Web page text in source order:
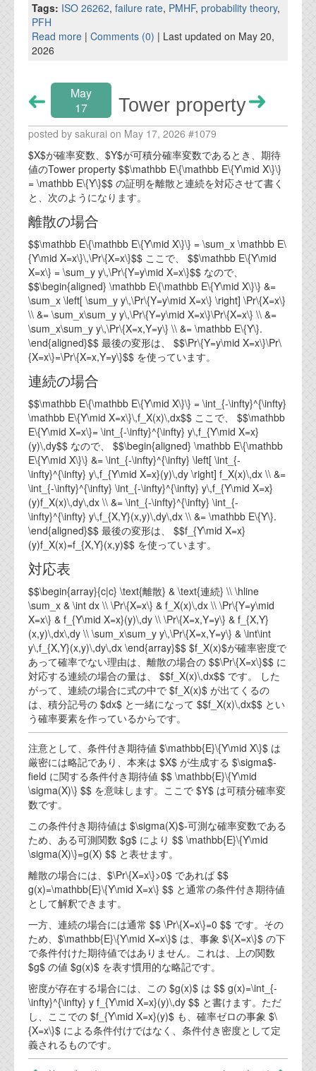
Tags: ISO 26262, failure rate, PMHF, probability theory,
PFH
Read more | Comments (0) | Last updated on May 20,
2026
May
17
Tower property
posted by sakurai on May 17, 2026 #1079
$X$が確率変数、$Y$が可積分確率変数であるとき、期待
値のTower property $$\mathbb E\{\mathbb E\{Y\mid X\}\}
= \mathbb E\{Y\}$$ の証明を離散と連続を対応させて書く
と、次のようになります。
離散の場合
$$\mathbb E\{\mathbb E\{Y\mid X\}\} = \sum_x \mathbb E\
{Y\mid X=x\}\,\Pr\{X=x\}$$ ここで、 $$\mathbb E\{Y\mid
X=x\} = \sum_y y\,\Pr\{Y=y\mid X=x\}$$ なので、
$$\begin{aligned} \mathbb E\{\mathbb E\{Y\mid X\}\} &=
\sum_x \left[ \sum_y y\,\Pr\{Y=y\mid X=x\} \right] \Pr\{X=x\}
\\ &= \sum_x\sum_y y\,\Pr\{Y=y\mid X=x\}\Pr\{X=x\} \\ &=
\sum_x\sum_y y\,\Pr\{X=x,Y=y\} \\ &= \mathbb E\{Y\}.
\end{aligned}$$ 最後の変形は、 $$\Pr\{Y=y\mid X=x\}\Pr\
{X=x\}=\Pr\{X=x,Y=y\}$$ を使っています。
連続の場合
$$\mathbb E\{\mathbb E\{Y\mid X\}\} = \int_{-\infty}^{\infty}
\mathbb E\{Y\mid X=x\}\,f_X(x)\,dx$$ ここで、 $$\mathbb
E\{Y\mid X=x\}= \int_{-\infty}^{\infty} y\,f_{Y\mid X=x}
(y)\,dy$$ なので、 $$\begin{aligned} \mathbb E\{\mathbb
E\{Y\mid X\}\} &= \int_{-\infty}^{\infty} \left[ \int_{-
\infty}^{\infty} y\,f_{Y\mid X=x}(y)\,dy \right] f_X(x)\,dx \\ &=
\int_{-\infty}^{\infty} \int_{-\infty}^{\infty} y\,f_{Y\mid X=x}
(y)f_X(x)\,dy\,dx \\ &= \int_{-\infty}^{\infty} \int_{-
\infty}^{\infty} y\,f_{X,Y}(x,y)\,dy\,dx \\ &= \mathbb E\{Y\}.
\end{aligned}$$ 最後の変形は、 $$f_{Y\mid X=x}
(y)f_X(x)=f_{X,Y}(x,y)$$ を使っています。
対応表
$$\begin{array}{c|c} \text{離散} & \text{連続} \\ \hline
\sum_x & \int dx \\ \Pr\{X=x\} & f_X(x)\,dx \\ \Pr\{Y=y\mid
X=x\} & f_{Y\mid X=x}(y)\,dy \\ \Pr\{X=x,Y=y\} & f_{X,Y}
(x,y)\,dx\,dy \\ \sum_x\sum_y y\,\Pr\{X=x,Y=y\} & \int\int
y\,f_{X,Y}(x,y)\,dy\,dx \end{array}$$ $f_X(x)$が確率密度で
あって確率でない理由は、離散の場合の $$\Pr\{X=x\}$$ に
対応する連続の場合の量は、 $$f_X(x)\,dx$$ です。 した
がって、連続の場合に式の中で $f_X(x)$ が出てくるの
は、積分記号の $dx$ と一緒になって $$f_X(x)\,dx$$ とい
う確率要素を作っているからです。
注意として、条件付き期待値 $\mathbb{E}\{Y\mid X\}$ は
厳密には略記であり、本来は $X$ が生成する $\sigma$-
field に関する条件付き期待値 $$ \mathbb{E}\{Y\mid
\sigma(X)\} $$ を意味します。ここで $Y$ は可積分確率変
数です。
この条件付き期待値は $\sigma(X)$-可測な確率変数である
ため、ある可測関数 $g$ により $$ \mathbb{E}\{Y\mid
\sigma(X)\}=g(X) $$ と表せます。
離散の場合には、$\Pr\{X=x\}>0$ であれば $$
g(x)=\mathbb{E}\{Y\mid X=x\} $$ と通常の条件付き期待値
として解釈できます。
一方、連続の場合には通常 $$ \Pr\{X=x\}=0 $$ です。その
ため、$\mathbb{E}\{Y\mid X=x\}$ は、事象 $\{X=x\}$ の下
で条件付けた期待値ではありません。これは、上の関数
$g$ の値 $g(x)$ を表す慣用的な略記です。
密度が存在する場合には、この $g(x)$ は $$ g(x)=\int_{-
\infty}^{\infty} y f_{Y\mid X=x}(y)\,dy $$ と書けます。ただ
し、ここでの $f_{Y\mid X=x}(y)$ も、確率ゼロの事象 $\
{X=x\}$ による条件付けではなく、条件付き密度として定
義されるものです。